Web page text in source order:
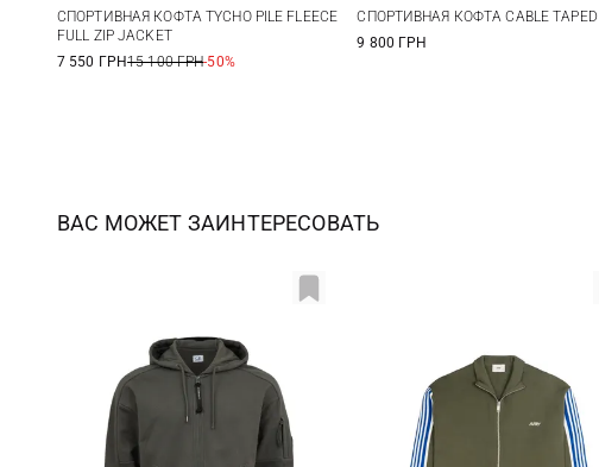
M L XL XXL
СПОРТИВНАЯ КОФТА TYCHO PILE FLEECE
FULL ZIP JACKET
7 550 ГРН15 100 ГРН-50%
M L XL
СПОРТИВНАЯ КОФТА CABLE TAPED
9 800 ГРН
ВАС МОЖЕТ ЗАИНТЕРЕСОВАТЬ